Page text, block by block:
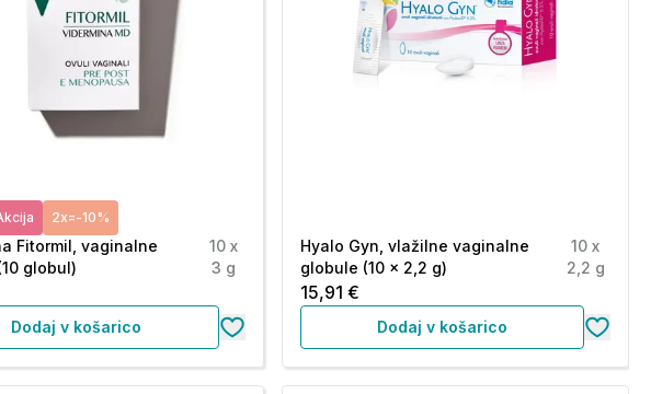
2x=-10%
Fitormil, vaginalne
globul)
10 x
3 g
Dodaj v košarico
Hyalo Gyn, vlažilne vaginalne
globule (10 x 2,2 g)
10 x
2,2 g
15,91 €
Dodaj v košarico